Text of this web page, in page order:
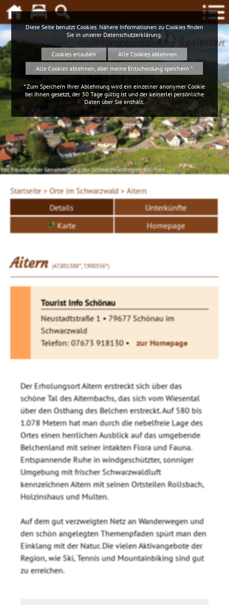
Schwarzwald Geniessen
Mit freundlicher Genehmigung der Schwarzwaldregion Belchen
Startseite > Orte im Schwarzwald > Aitern
Details
Unterkünfte
Karte
Homepage
Aitern(47,801388°, 7,900556°)
Tourist Info Schönau
Neustadtstraße 1 • 79677 Schönau im
Schwarzwald
Telefon: 07673 918130 •
zur Homepage
Der Erholungsort Aitern erstreckt sich über das
schöne Tal des Aiternbachs, das sich vom Wiesental
über den Osthang des Belchen erstreckt. Auf 580 bis
1.078 Metern hat man durch die nebelfreie Lage des
Ortes einen herrlichen Ausblick auf das umgebende
Belchenland mit seiner intakten Flora und Fauna.
Entspannende Ruhe in windgeschützter, sonniger
Umgebung mit frischer Schwarzwaldluft
kennzeichnen Aitern mit seinen Ortsteilen Rollsbach,
Holzinshaus und Multen.
Auf dem gut verzweigten Netz an Wanderwegen und
den schön angelegten Themenpfaden spürt man den
Einklang mit der Natur. Die vielen Aktivangebote der
Region, wie Ski, Tennis und Mountainbiking sind gut
zu erreichen.
Diese Seite benutzt Cookies. Nähere Informationen zu Cookies finden
Sie in unserer Datenschutzerklärung
Cookies erlauben
Alle Cookies ablehnen
Alle Cookies ablehnen, aber meine Entscheidung speichern *
* Zum Speichern Ihrer Ablehnung wird ein einzelner anonymer Cookie
bei Ihnen gesetzt, der 30 Tage gültig ist und der keinerlei persönliche
Daten über Sie enthält.